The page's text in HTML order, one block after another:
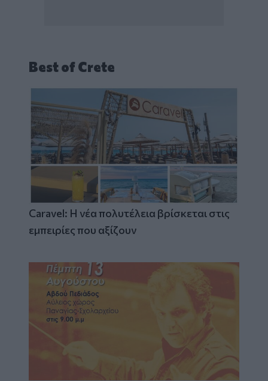
Best of Crete
Caravel: Η νέα πολυτέλεια βρίσκεται στις
εμπειρίες που αξίζουν